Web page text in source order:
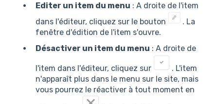
Editer un item du menu : A droite de l'item
dans l'éditeur, cliquez sur le bouton
. La
fenêtre d'édition de l'item s'ouvre.
Désactiver un item du menu : A droite de
l'item dans l'éditeur, cliquez sur
. L'item
n'apparaît plus dans le menu sur le site, mais
vous pourrez le réactiver à tout moment en